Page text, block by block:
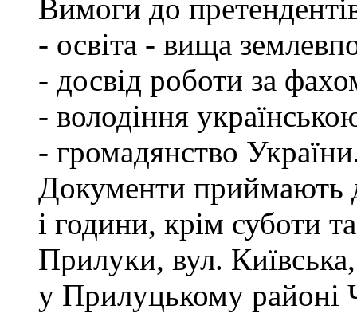
Вимоги до
- освіта - вища
- досвід роботи за
- володіння
- громадянство
Документи приймають
і години, крім суботи
Прилуки, вул.
у Прилуцькому районі